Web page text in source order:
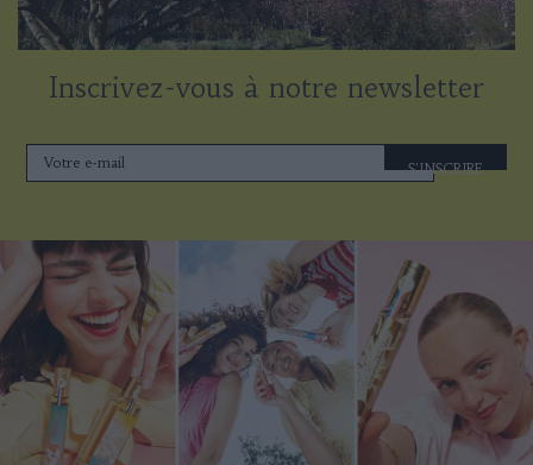
Inscrivez-vous à notre newsletter
S'INSCRIRE